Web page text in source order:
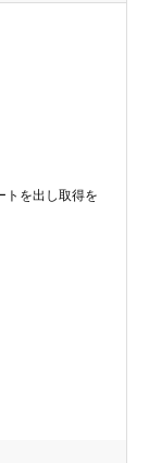
を出し取得を